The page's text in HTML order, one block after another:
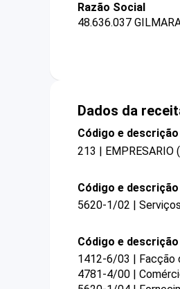
Razão Social
48.636.037
Dados da
Código e
213 | EMPRESARIO
Código e
5620-1/02 |
Código e
1412-6/03 | Facção
4781-4/00 |